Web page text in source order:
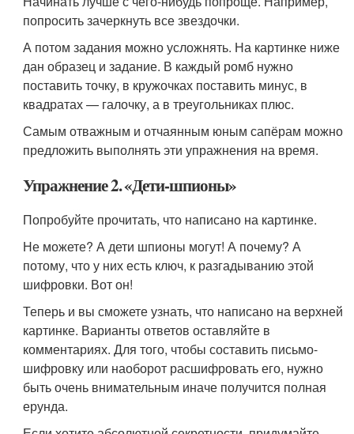
попросить зачеркнуть все звездочки.
А потом задания можно усложнять. На картинке ниже
дан образец и задание. В каждый ромб нужно
поставить точку, в кружочках поставить минус, в
квадратах — галочку, а в треугольниках плюс.
Самым отважным и отчаянным юным сапёрам можно
предложить выполнять эти упражнения на время.
Упражнение 2. «Дети-шпионы»
Попробуйте прочитать, что написано на картинке.
Не можете? А дети шпионы могут! А почему? А
потому, что у них есть ключ, к разгадыванию этой
шифровки. Вот он!
Теперь и вы сможете узнать, что написано на верхней
картинке. Варианты ответов оставляйте в
комментариях. Для того, чтобы составить письмо-
шифровку или наоборот расшифровать его, нужно
быть очень внимательным иначе получится полная
ерунда.